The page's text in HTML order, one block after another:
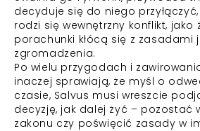
decyduje się do niego
rodzi się wewnętrzny konflikt, jako
porachunki kłócą się z zasadami
zgromadzenia.
Po wielu przygodach i
inaczej sprawiają, że myśl o
czasie, Salvus musi wreszcie
decyzję, jak dalej żyć – pozostać
zakonu czy poświęcić zasady w